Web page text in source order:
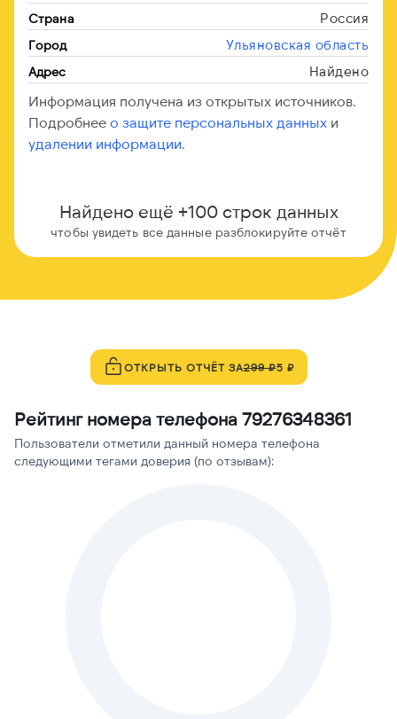
Страна Россия
Город Ульяновская область
Адрес Найдено
Информация получена из открытых источников.
Подробнее о защите персональных данных и
удалении информации.
Найдено ещё +100 строк данных
чтобы увидеть все данные разблокируйте отчёт
ОТКРЫТЬ ОТЧЁТ ЗА299 ₽5 ₽
Рейтинг номера телефона 79276348361
Пользователи отметили данный номера телефона
следующими тегами доверия (по отзывам):